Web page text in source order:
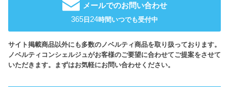
メールでのお問い合わせ
365 日 24時間いつでも受付中
サイト掲載商品以外にも多数のノベルティ商品を取り扱っております。
ノベルティコンシェルジュがお客様のご要望に合わせてご提案をさせて
いただきます。まずはお気軽にお問い合わせください。